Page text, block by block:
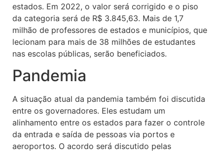
estados. Em 2022, o valor será corrigido e o piso
da categoria será de R$ 3.845,63. Mais de 1,7
milhão de professores de estados e municípios, que
lecionam para mais de 38 milhões de estudantes
nas escolas públicas, serão beneficiados.
Pandemia
A situação atual da pandemia também foi discutida
entre os governadores. Eles estudam um
alinhamento entre os estados para fazer o controle
da entrada e saída de pessoas via portos e
aeroportos. O acordo será discutido pelas